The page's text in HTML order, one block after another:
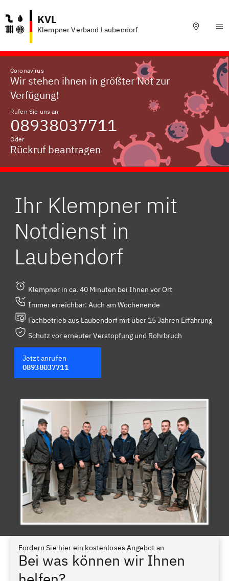
KVL
Klempner Verband Laubendorf
Coronavirus
Wir stehen ihnen in größter Not zur
Verfügung!
Rufen Sie uns an
08938037711
Oder
Rückruf beantragen
Ihr Klempner mit
Notdienst in
Laubendorf
Klempner in ca. 40 Minuten bei Ihnen vor Ort
Immer erreichbar: Auch am Wochenende
Fachbetrieb aus Laubendorf mit über 15 Jahren Erfahrung
Schutz vor erneuter Verstopfung und Rohrbruch
Jetzt anrufen
08938037711
Fordern Sie hier ein kostenloses Angebot an
Bei was können wir Ihnen